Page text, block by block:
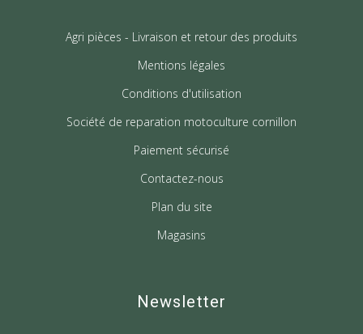
Agri pièces - Livraison et retour des produits
Mentions légales
Conditions d'utilisation
Société de reparation motoculture cornillon
Paiement sécurisé
Contactez-nous
Plan du site
Magasins
Newsletter